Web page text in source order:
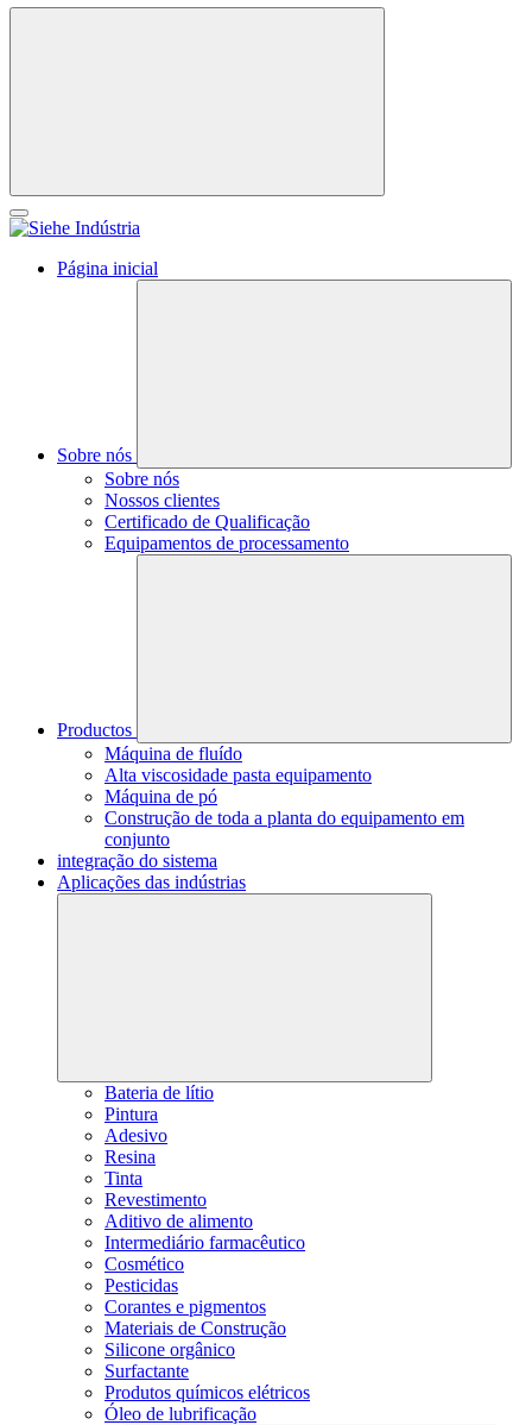
Página inicial
Sobre nós
Sobre nós
Nossos clientes
Certificado de Qualificação
Equipamentos de processamento
Productos
Máquina de fluído
Alta viscosidade pasta equipamento
Máquina de pó
Construção de toda a planta do equipamento em
conjunto
integração do sistema
Aplicações das indústrias
Bateria de lítio
Pintura
Adesivo
Resina
Tinta
Revestimento
Aditivo de alimento
Intermediário farmacêutico
Cosmético
Pesticidas
Corantes e pigmentos
Materiais de Construção
Silicone orgânico
Surfactante
Produtos químicos elétricos
Óleo de lubrificação